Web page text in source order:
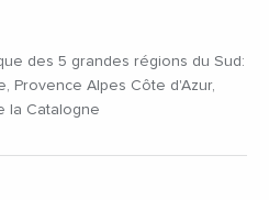
des 5 grandes régions du Sud:
Provence Alpes Côte d'Azur,
la Catalogne